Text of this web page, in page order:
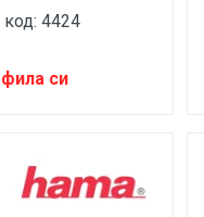
4424
си